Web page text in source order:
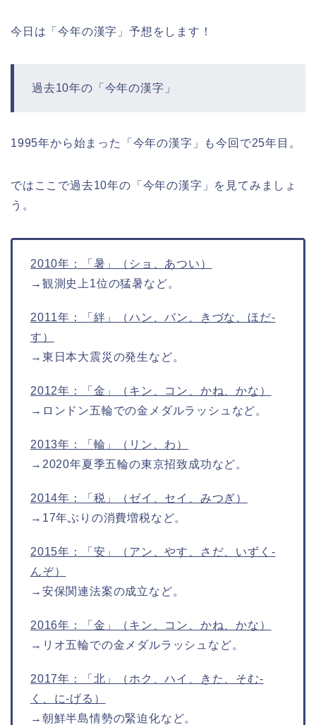
今日は「今年の漢字」予想をします！
過去10年の「今年の漢字」
1995年から始まった「今年の漢字」も今回で25年目。
ではここで過去10年の「今年の漢字」を見てみましょ
う。
2010年：「暑」（ショ、あつい）
→観測史上1位の猛暑など。
2011年：「絆」（ハン、バン、きづな、ほだ-
す）
→東日本大震災の発生など。
2012年：「金」（キン、コン、かね、かな）
→ロンドン五輪での金メダルラッシュなど。
2013年：「輪」（リン、わ）
→2020年夏季五輪の東京招致成功など。
2014年：「税」（ゼイ、セイ、みつぎ）
→17年ぶりの消費増税など。
2015年：「安」（アン、やす、さだ、いずく-
んぞ）
→安保関連法案の成立など。
2016年：「金」（キン、コン、かね、かな）
→リオ五輪での金メダルラッシュなど。
2017年：「北」（ホク、ハイ、きた、そむ-
く、に-げる）
→朝鮮半島情勢の緊迫化など。